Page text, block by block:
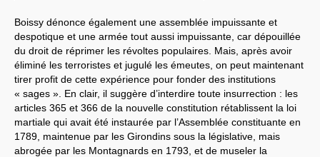
Boissy dénonce également une assemblée impuissante et
despotique et une armée tout aussi impuissante, car dépouillée
du droit de réprimer les révoltes populaires. Mais, après avoir
éliminé les terroristes et jugulé les émeutes, on peut maintenant
tirer profit de cette expérience pour fonder des institutions
« sages ». En clair, il suggère d’interdire toute insurrection : les
articles 365 et 366 de la nouvelle constitution rétablissent la loi
martiale qui avait été instaurée par l’Assemblée constituante en
1789, maintenue par les Girondins sous la législative, mais
abrogée par les Montagnards en 1793, et de museler la